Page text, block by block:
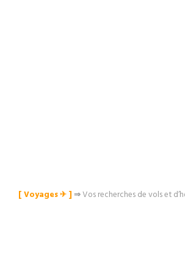
[ Voyages ✈︎ ]⇒Vos recherches de vols et